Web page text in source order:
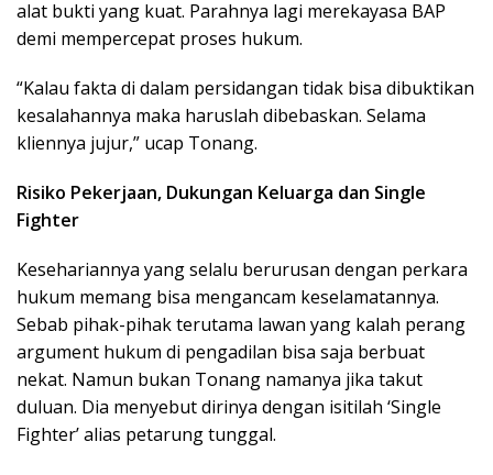
alat bukti yang kuat. Parahnya lagi merekayasa BAP
demi mempercepat proses hukum.
“Kalau fakta di dalam persidangan tidak bisa dibuktikan
kesalahannya maka haruslah dibebaskan. Selama
kliennya jujur,” ucap Tonang.
Risiko Pekerjaan, Dukungan Keluarga dan Single
Fighter
Kesehariannya yang selalu berurusan dengan perkara
hukum memang bisa mengancam keselamatannya.
Sebab pihak-pihak terutama lawan yang kalah perang
argument hukum di pengadilan bisa saja berbuat
nekat. Namun bukan Tonang namanya jika takut
duluan. Dia menyebut dirinya dengan isitilah ‘Single
Fighter’ alias petarung tunggal.